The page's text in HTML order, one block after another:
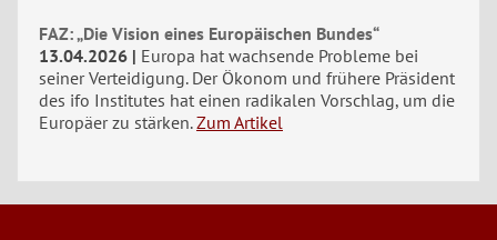
FAZ: „Die Vision eines Europäischen Bundes“
13.04.2026
Europa hat wachsende Probleme bei
seiner Verteidigung. Der Ökonom und frühere Präsident
des ifo Institutes hat einen radikalen Vorschlag, um die
Europäer zu stärken. Zum Artikel